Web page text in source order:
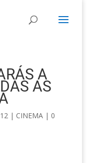
A
AS
| CINEMA| 0